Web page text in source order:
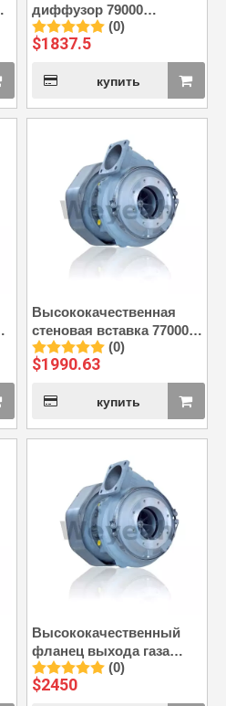
диффузор 79000
подходит для ABB A140-
H65 turbo
(0)
$1837.5
купить
Высококачественная
стеновая вставка 77000
подходит для ABB A140-
H65
(0)
$1990.63
купить
Высококачественный
фланец выхода газа
52400 подходит для
турбонагнетателя ABB
(0)
$2450